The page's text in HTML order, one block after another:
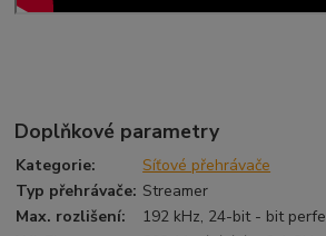
Doplňkové parametry
Kategorie:
Síťové přehrávače
Typ přehrávače: Streamer
Max. rozlišení:
192 kHz, 24-bit - bit